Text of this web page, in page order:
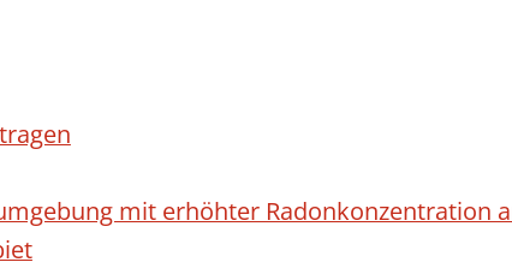
mit erhöhter Radonkonzentration